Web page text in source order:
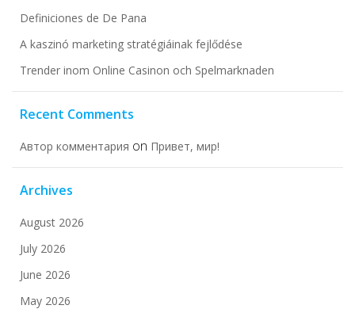
Definiciones de De Pana
A kaszinó marketing stratégiáinak fejlődése
Trender inom Online Casinon och Spelmarknaden
Recent Comments
Автор комментария on Привет, мир!
Archives
August 2026
July 2026
June 2026
May 2026